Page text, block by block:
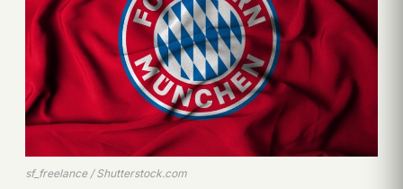
sf_freelance / Shutterstock.com